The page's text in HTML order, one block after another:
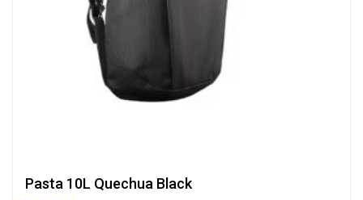
Pasta 10L Quechua Black